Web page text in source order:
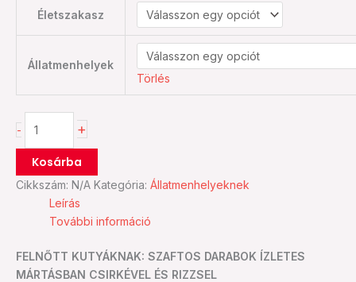
Életszakasz
Állatmenhelyek
Törlés
- +
Kosárba
Cikkszám: N/A Kategória: Állatmenhelyeknek
Leírás
További információ
FELNŐTT KUTYÁKNAK: SZAFTOS DARABOK ÍZLETES
MÁRTÁSBAN CSIRKÉVEL ÉS RIZZSEL